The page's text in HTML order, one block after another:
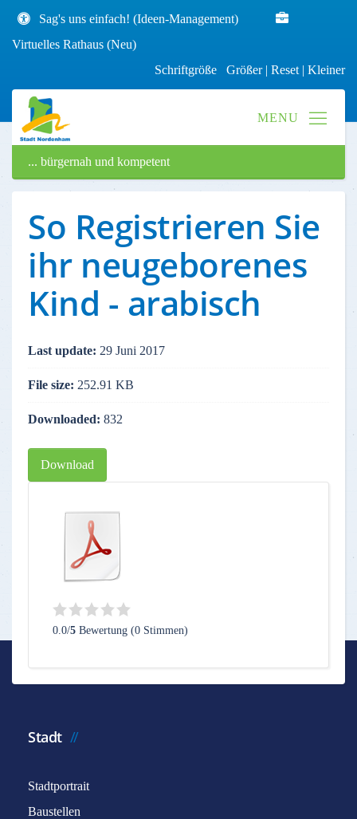
Sag's uns einfach! (Ideen-Management)
Virtuelles Rathaus (Neu)
Schriftgröße Größer| Reset | Kleiner
... bürgernah und kompetent
So Registrieren Sie
ihr neugeborenes
Kind - arabisch
Last update: 29 Juni 2017
File size: 252.91 KB
Downloaded: 832
Download
0.0/5 Bewertung (0 Stimmen)
Stadt
Stadtportrait
Baustellen